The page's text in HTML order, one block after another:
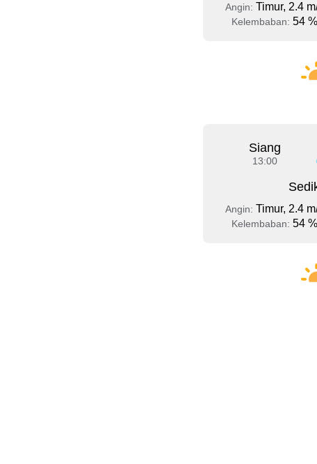
Angin: Timur, 2.4
Kelembaban: 54 %
Siang
13:00
Angin: Timur, 2.4
Kelembaban: 54 %